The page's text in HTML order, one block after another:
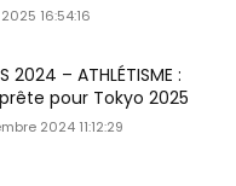
16:54:16
2024 – ATHLÉTISME :
pour Tokyo 2025
2024 11:12:29